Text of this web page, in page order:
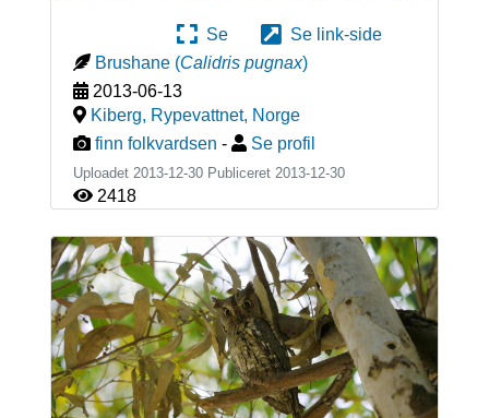
Se
Se link-side
Brushane (Calidris pugnax)
2013-06-13
Kiberg, Rypevattnet, Norge
finn folkvardsen - Se profil
Uploadet 2013-12-30 Publiceret 2013-12-30
2418